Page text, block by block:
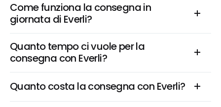
Come funziona la consegna in
giornata di Everli?
Quanto tempo ci vuole per la
consegna con Everli?
Quanto costa la consegna con Everli?